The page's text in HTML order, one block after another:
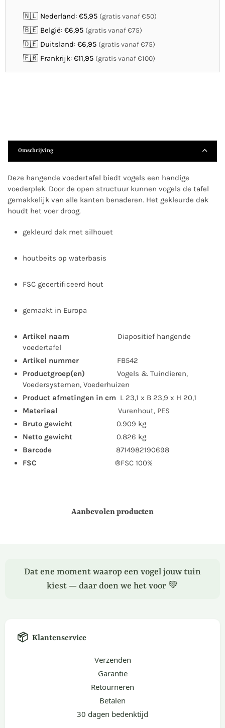
🇳🇱 Nederland: €5,95 (gratis vanaf €50)
🇧🇪 België: €6,95 (gratis vanaf €75)
🇩🇪 Duitsland: €6,95 (gratis vanaf €75)
🇫🇷 Frankrijk: €11,95 (gratis vanaf €100)
Omschrijving
Deze hangende voedertafel biedt vogels een handige
voederplek. Door de open structuur kunnen vogels de tafel
gemakkelijk van alle kanten benaderen. Het gekleurde dak
houdt het voer droog.
gekleurd dak met silhouet
houtbeits op waterbasis
FSC gecertificeerd hout
gemaakt in Europa
Artikel naam Diapositief hangende
voedertafel
Artikel nummer FB542
Productgroep(en) Vogels & Tuindieren,
Voedersystemen, Voederhuizen
Product afmetingen in cm L 23,1 x B 23,9 x H 20,1
Materiaal Vurenhout, PES
Bruto gewicht 0.909 kg
Netto gewicht 0.826 kg
Barcode 8714982190698
FSC ®FSC 100%
Aanbevolen producten
Dat ene moment waarop een vogel jouw tuin
kiest — daar doen we het voor 💚
📦 Klantenservice
Verzenden
Garantie
Retourneren
Betalen
30 dagen bedenktijd